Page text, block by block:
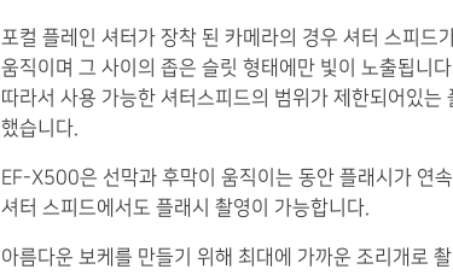
포컬 플레인 셔터가 장착 된 카메라의 경우 셔터 스피드
움직이며 그 사이의 좁은 슬릿 형태에만 빛이 노출됩니
따라서 사용 가능한 셔터스피드의 범위가 제한되어있
했습니다.
EF-X500은 선막과 후막이 움직이는 동안 플래시가 연
셔터 스피드에서도 플래시 촬영이 가능합니다.
아름다운 보케를 만들기 위해 최대에 가까운 조리개로